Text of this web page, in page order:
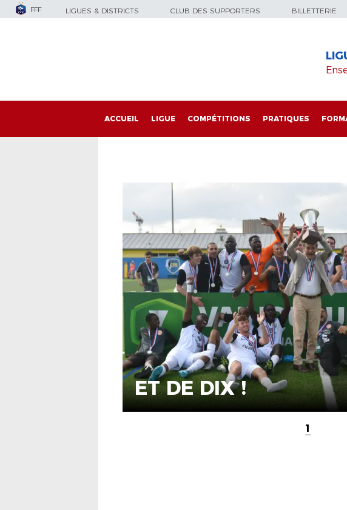
FFF LIGUES & DISTRICTS CLUB DES SUPPORTERS BILLETTERIE
ACCUEIL LIGUE COMPÉTITIONS PRATIQUES
ET DE DIX !
1